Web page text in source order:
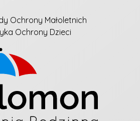
Ochrony Małoletnich
Ochrony Dzieci